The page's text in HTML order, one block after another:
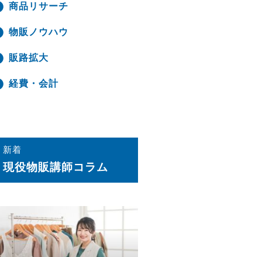
商品リサーチ
物販ノウハウ
販路拡大
経費・会計
新着
現役物販講師コラム